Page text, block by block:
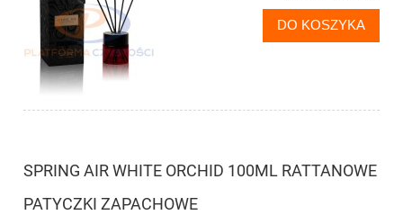
DO KOSZYKA
SPRING AIR WHITE ORCHID 100ML RATTANOWE
PATYCZKI ZAPACHOWE